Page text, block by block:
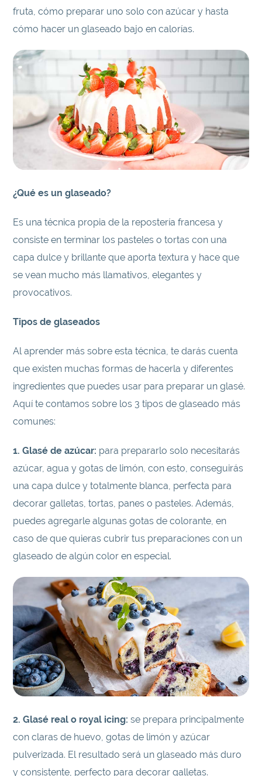
fruta, cómo preparar uno solo con azúcar y hasta
cómo hacer un glaseado bajo en calorías.
¿Qué es un glaseado?
Es una técnica propia de la repostería francesa y
consiste en terminar los pasteles o tortas con una
capa dulce y brillante que aporta textura y hace que
se vean mucho más llamativos, elegantes y
provocativos.
Tipos de glaseados
Al aprender más sobre esta técnica, te darás cuenta
que existen muchas formas de hacerla y diferentes
ingredientes que puedes usar para preparar un glasé.
Aquí te contamos sobre los 3 tipos de glaseado más
comunes:
1. Glasé de azúcar: para prepararlo solo necesitarás
azúcar, agua y gotas de limón, con esto, conseguirás
una capa dulce y totalmente blanca, perfecta para
decorar galletas, tortas, panes o pasteles. Además,
puedes agregarle algunas gotas de colorante, en
caso de que quieras cubrir tus preparaciones con un
glaseado de algún color en especial.
2. Glasé real o royal icing: se prepara principalmente
con claras de huevo, gotas de limón y azúcar
pulverizada. El resultado será un glaseado más duro
y consistente, perfecto para decorar galletas.